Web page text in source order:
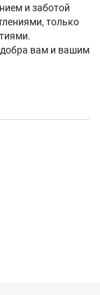
и заботой
только
добра вам и вашим